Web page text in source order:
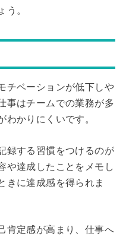
う。
チベーションが低下しや
事はチームでの業務が多
わかりにくいです。
録する習慣をつけるのが
や達成したことをメモし
きに達成感を得られま
肯定感が高まり、仕事へ